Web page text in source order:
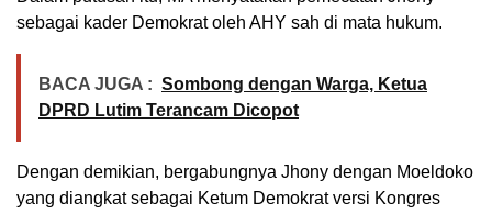
sebagai kader Demokrat oleh AHY sah di mata hukum.
BACA JUGA : Sombong dengan Warga, Ketua
DPRD Lutim Terancam Dicopot
Dengan demikian, bergabungnya Jhony dengan Moeldoko
yang diangkat sebagai Ketum Demokrat versi Kongres